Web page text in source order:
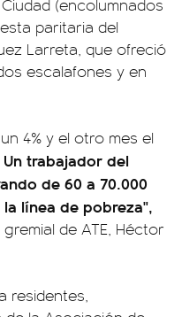
(encolumnados
paritaria del
Larreta, que ofreció
escalafones y en
4% y el otro mes el
Un trabajador del
de 60 a 70.000
línea de pobreza",
de ATE, Héctor
residentes,